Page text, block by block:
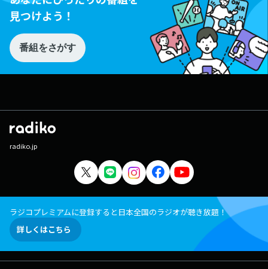
見つけよう！
番組をさがす
radiko.jp
ラジコプレミアムに登録すると日本全国のラジオが聴き放題！
詳しくはこちら